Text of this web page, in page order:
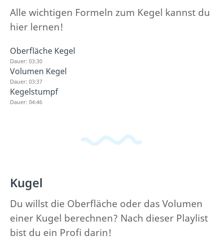
Alle wichtigen Formeln zum Kegel kannst du
hier lernen!
Oberfläche Kegel
Dauer: 03:30
Volumen Kegel
Dauer: 03:37
Kegelstumpf
Dauer: 04:46
Kugel
Du willst die Oberfläche oder das Volumen
einer Kugel berechnen? Nach dieser Playlist
bist du ein Profi darin!